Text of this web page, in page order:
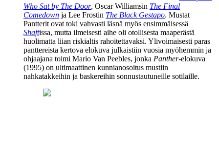
Who Sat by The Door, Oscar Williamsin The Final
Comedown ja Lee Frostin The Black Gestapo. Mustat
Pantterit ovat toki vahvasti läsnä myös ensimmäisessä
Shaftissa, mutta ilmeisesti aihe oli otollisesta maaperästä
huolimatta liian riskialtis rahoitettavaksi. Ylivoimaisesti paras
panttereista kertova elokuva julkaistiin vuosia myöhemmin ja
ohjaajana toimi Mario Van Peebles, jonka Panther-elokuva
(1995) on ultimaattinen kunnianosoitus mustiin
nahkatakkeihin ja baskereihin sonnustautuneille sotilaille.